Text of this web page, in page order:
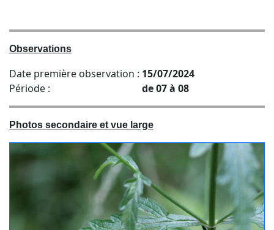
Observations
Date première observation : 15/07/2024
Période :
de 07 à 08
Photos secondaire et vue large